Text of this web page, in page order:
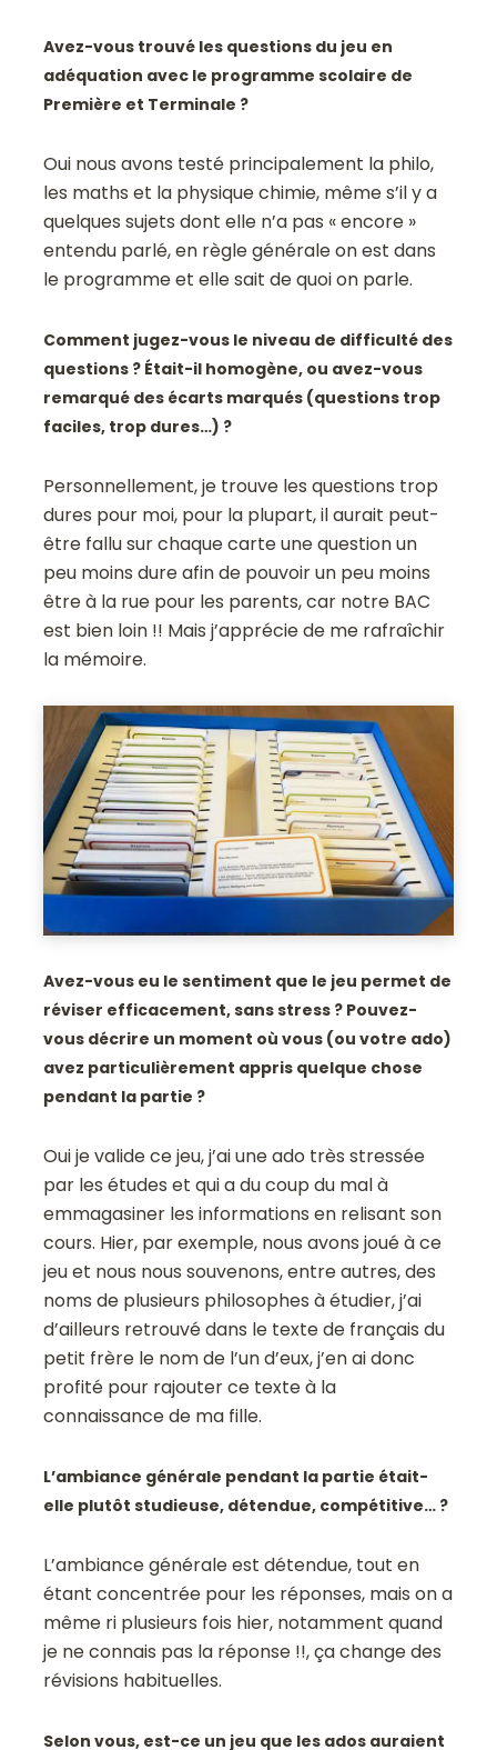
Avez-vous trouvé les questions du jeu en
adéquation avec le programme scolaire de
Première et Terminale ?
Oui nous avons testé principalement la philo,
les maths et la physique chimie, même s’il y a
quelques sujets dont elle n’a pas « encore »
entendu parlé, en règle générale on est dans
le programme et elle sait de quoi on parle.
Comment jugez-vous le niveau de difficulté des
questions ? Était-il homogène, ou avez-vous
remarqué des écarts marqués (questions trop
faciles, trop dures…) ?
Personnellement, je trouve les questions trop
dures pour moi, pour la plupart, il aurait peut-
être fallu sur chaque carte une question un
peu moins dure afin de pouvoir un peu moins
être à la rue pour les parents, car notre BAC
est bien loin !! Mais j’apprécie de me rafraîchir
la mémoire.
Avez-vous eu le sentiment que le jeu permet de
réviser efficacement, sans stress ? Pouvez-
vous décrire un moment où vous (ou votre ado)
avez particulièrement appris quelque chose
pendant la partie ?
Oui je valide ce jeu, j’ai une ado très stressée
par les études et qui a du coup du mal à
emmagasiner les informations en relisant son
cours. Hier, par exemple, nous avons joué à ce
jeu et nous nous souvenons, entre autres, des
noms de plusieurs philosophes à étudier, j’ai
d’ailleurs retrouvé dans le texte de français du
petit frère le nom de l’un d’eux, j’en ai donc
profité pour rajouter ce texte à la
connaissance de ma fille.
L’ambiance générale pendant la partie était-
elle plutôt studieuse, détendue, compétitive… ?
L’ambiance générale est détendue, tout en
étant concentrée pour les réponses, mais on a
même ri plusieurs fois hier, notamment quand
je ne connais pas la réponse !!, ça change des
révisions habituelles.
Selon vous, est-ce un jeu que les ados auraient